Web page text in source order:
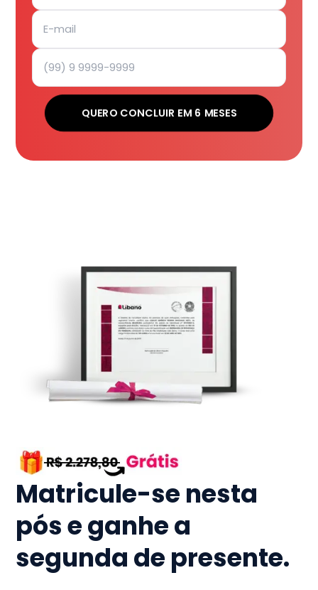
QUERO CONCLUIR EM 6 MESES
Matricule-se nesta
pós e ganhe a
segunda de presente.